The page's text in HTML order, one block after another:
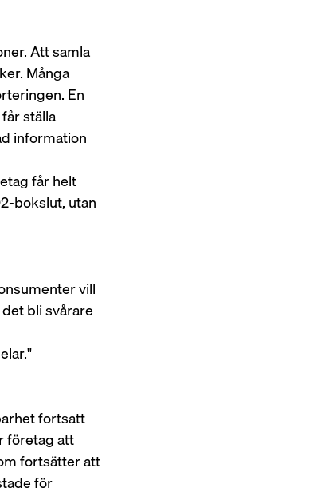
Att samla
Många
En
ställa
information
får helt
bokslut, utan
vill
bli svårare
fortsatt
företag att
fortsätter att
för